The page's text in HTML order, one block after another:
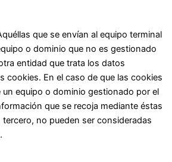
que se envían al equipo terminal
o dominio que no es gestionado
entidad que trata los datos
cookies. En el caso de que las cookies
un equipo o dominio gestionado por el
que se recoja mediante éstas
no pueden ser consideradas